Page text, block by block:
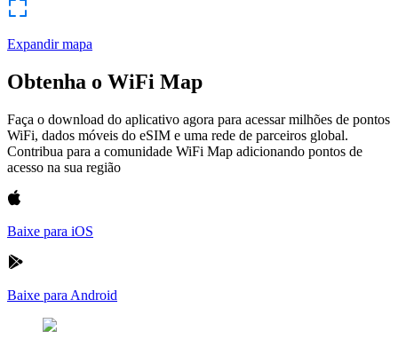
Expandir mapa
Obtenha o WiFi Map
Faça o download do aplicativo agora para acessar milhões de pontos
WiFi, dados móveis do eSIM e uma rede de parceiros global.
Contribua para a comunidade WiFi Map adicionando pontos de
acesso na sua região
Baixe para iOS
Baixe para Android